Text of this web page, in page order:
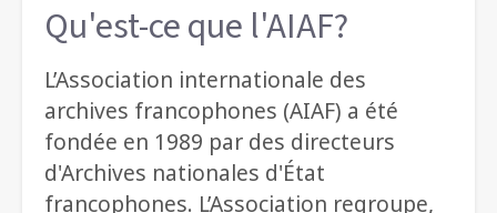
Qu'est-ce que l'AIAF?
L’Association internationale des
archives francophones (AIAF) a été
fondée en 1989 par des directeurs
d'Archives nationales d'État
francophones. L’Association regroupe,